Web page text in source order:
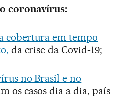
coronavírus:
cobertura em tempo
da crise da Covid-19;
no Brasil e no
os casos dia a dia, país